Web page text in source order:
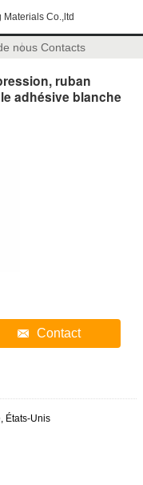
Co.,ltd
nous Contacts
ruban
adhésive blanche
Contact
États-Unis